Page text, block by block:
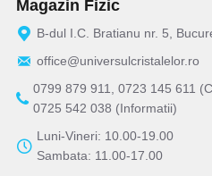
Magazin Fizic
B-dul I.C. Bratianu nr. 5,
office@universulcristalelor.ro
0799 879 911, 0723 145 611
0725 542 038 (Informatii)
Luni-Vineri: 10.00-19.00
Sambata: 11.00-17.00